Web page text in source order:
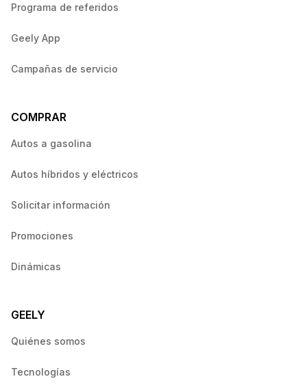
Programa de referidos
Geely App
Campañas de servicio
COMPRAR
Autos a gasolina
Autos híbridos y eléctricos
Solicitar información
Promociones
Dinámicas
GEELY
Quiénes somos
Tecnologías